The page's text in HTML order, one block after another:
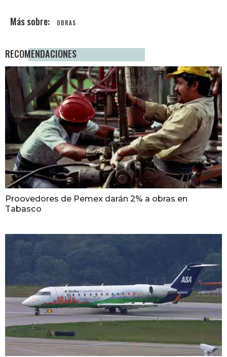
OBRAS
RECOMENDACIONES
Proovedores de Pemex darán 2% a obras en
Tabasco